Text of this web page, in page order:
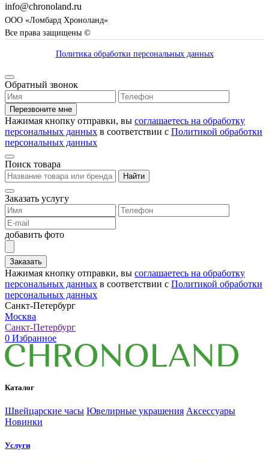
info@chronoland.ru
ООО «Ломбард Хроноланд»
Все права защищены ©
Политика обработки персональных данных
Обратный звонок
Перезвоните мне
Нажимая кнопку отправки, вы соглашаетесь на обработку
персональных данных в соответствии с Политикой обработки
персональных данных
Поиск товара
Найти
Заказать услугу
добавить фото
Заказать
Нажимая кнопку отправки, вы соглашаетесь на обработку
персональных данных в соответствии с Политикой обработки
персональных данных
Санкт-Петербург
Москва
Санкт-Петербург
0 Избранное
Каталог
Швейцарские часы Ювелирные украшения Аксессуары
Новинки
Услуги